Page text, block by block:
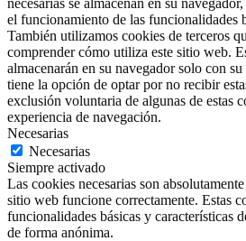
el funcionamiento de las funcionalidades
También utilizamos cookies de terceros
comprender cómo utiliza este sitio web.
almacenarán en su navegador solo con
tiene la opción de optar por no recibir
exclusión voluntaria de algunas de estas
experiencia de navegación.
Necesarias
Necesarias
Siempre activado
Las cookies necesarias son
sitio web funcione correctamente. Estas
funcionalidades básicas y características
de forma anónima.